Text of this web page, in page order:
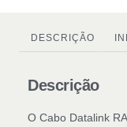
DESCRIÇÃO
Descrição
O Cabo Datalink